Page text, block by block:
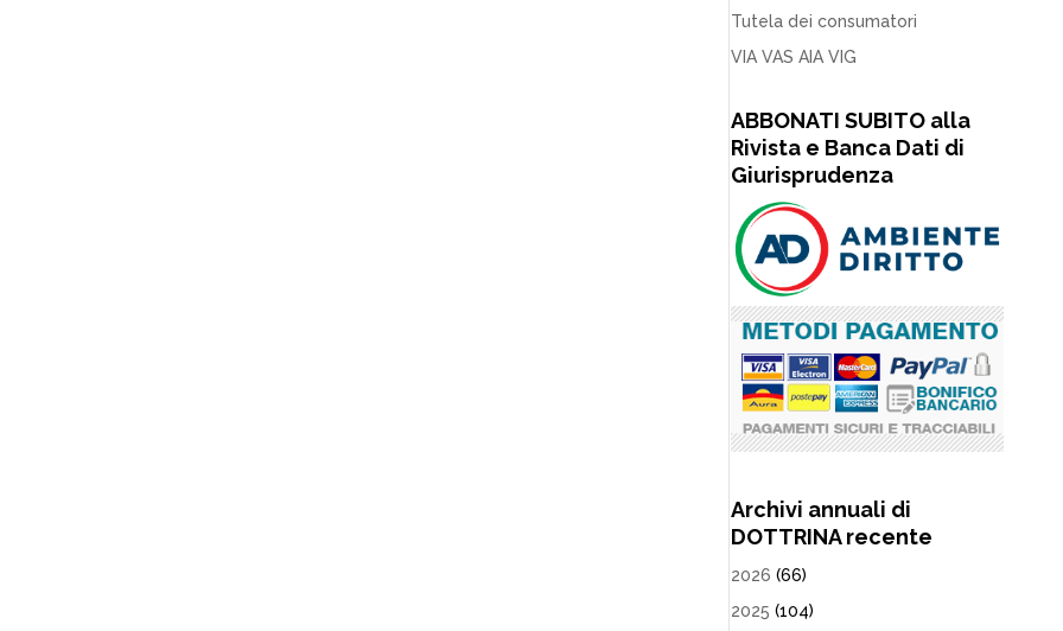
Tutela dei consumatori
VIA VAS AIA VIG
ABBONATI SUBITO alla
Rivista e Banca Dati di
Giurisprudenza
Archivi annuali di
DOTTRINA recente
2026 (66)
2025 (104)